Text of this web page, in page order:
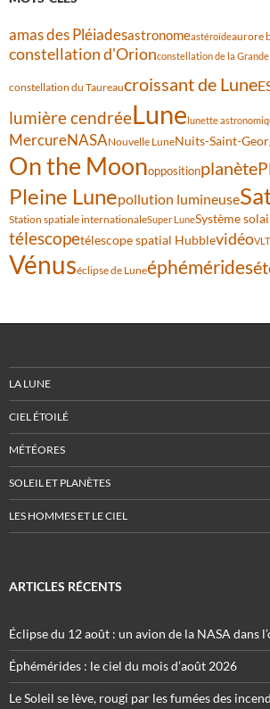
amas des Pléiadesastronomeastéroïdeaurore
constellation d'Orionconstellation de la
constellation du Taureaucroissant de Lune
lumière cendréeLune lunette
MercureNASANouvelle LuneNuits-Saint-
On the Moonoppositionplanète
Pleine Lunepollution lumineuse
Station spatiale internationaleSuper LuneSystème
télescopetélescope spatial HubblevidéoVLT
Vénuséclipse de Luneéphémérides
LA LUNE
CIEL ÉTOILÉ
MÉTÉORES
SOLEIL ET PLANÈTES
LES HOMMES ET LE CIEL
ARTICLES RÉCENTS
Éclipse du 12 août : un avion de la NASA dans
Éphémérides : le ciel du mois d’août 2026
Le Soleil se lève, rougi par les fumées des